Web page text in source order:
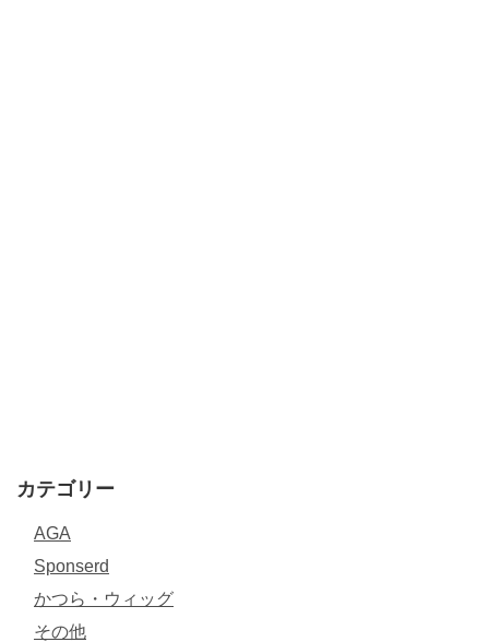
カテゴリー
AGA
Sponserd
かつら・ウィッグ
その他